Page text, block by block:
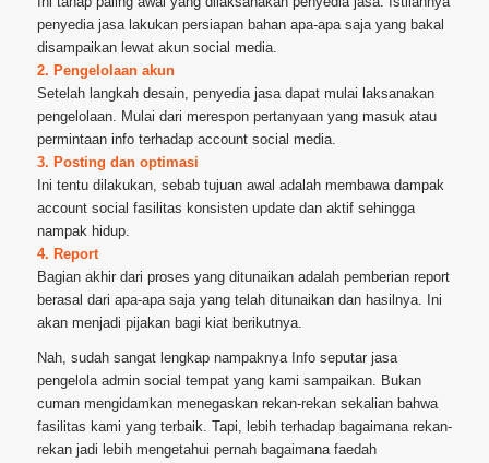
penyedia jasa lakukan persiapan bahan apa-apa saja yang bakal
disampaikan lewat akun social media.
2. Pengelolaan akun
Setelah langkah desain, penyedia jasa dapat mulai laksanakan
pengelolaan. Mulai dari merespon pertanyaan yang masuk atau
permintaan info terhadap account social media.
3. Posting dan optimasi
Ini tentu dilakukan, sebab tujuan awal adalah membawa dampak
account social fasilitas konsisten update dan aktif sehingga
nampak hidup.
4. Report
Bagian akhir dari proses yang ditunaikan adalah pemberian report
berasal dari apa-apa saja yang telah ditunaikan dan hasilnya. Ini
akan menjadi pijakan bagi kiat berikutnya.
Nah, sudah sangat lengkap nampaknya Info seputar jasa
pengelola admin social tempat yang kami sampaikan. Bukan
cuman mengidamkan menegaskan rekan-rekan sekalian bahwa
fasilitas kami yang terbaik. Tapi, lebih terhadap bagaimana rekan-
rekan jadi lebih mengetahui pernah bagaimana faedah